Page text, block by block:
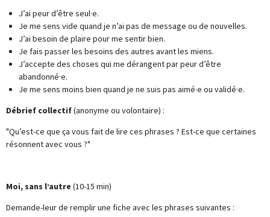
J’ai peur d’être seul·e.
Je me sens vide quand je n’ai pas de message ou de nouvelles.
J’ai besoin de plaire pour me sentir bien.
Je fais passer les besoins des autres avant les miens.
J’accepte des choses qui me dérangent par peur d’être
abandonné·e.
Je me sens moins bien quand je ne suis pas aimé·e ou validé·e.
Débrief collectif(anonyme ou volontaire) :
"Qu’est-ce que ça vous fait de lire ces phrases ? Est-ce que certaines
résonnent avec vous ?"
Moi, sans l’autre (10-15 min)
Demande-leur de remplir une fiche avec les phrases suivantes :